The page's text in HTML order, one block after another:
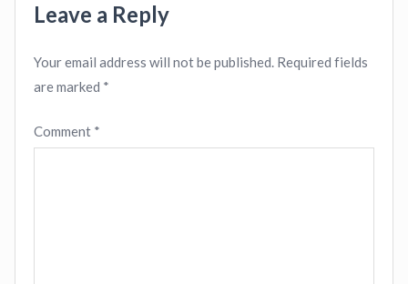
Leave a Reply
Your email address will not be published. Required fields
are marked *
Comment *